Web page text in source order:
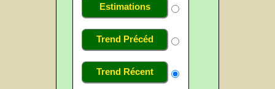
Estimations
Trend Précéd
Trend Récent